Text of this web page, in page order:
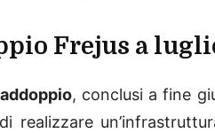
Frejus a
, conclusi a fine
realizzare